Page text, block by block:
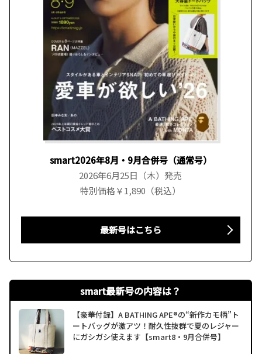
smart2026年8月・9月合併号（通常号）
2026年6月25日（木）発売
特別価格￥1,890（税込）
最新号はこちら
smart最新号の内容は？
【豪華付録】A BATHING APE®の“新作カモ柄”ト
ートバッグが激アツ！耐久性抜群で夏のレジャー
にガシガシ使えます【smart8・9月合併号】